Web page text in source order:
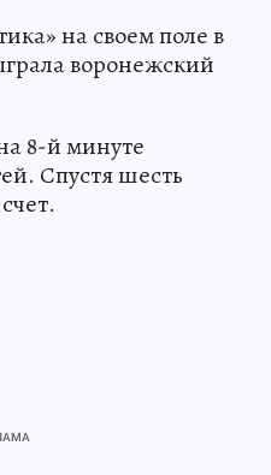
на своем поле в
воронежский
8-й минуте
Спустя шесть